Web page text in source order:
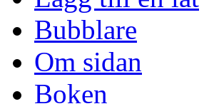
Bubblare
Om sidan
Boken